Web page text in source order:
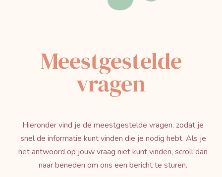
Meestgestelde
vragen
Hieronder vind je de meestgestelde vragen, zodat je
snel de informatie kunt vinden die je nodig hebt. Als je
het antwoord op jouw vraag niet kunt vinden, scroll dan
naar beneden om ons een bericht te sturen.